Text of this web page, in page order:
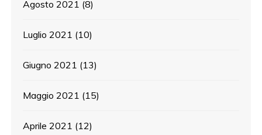
Agosto 2021 (8)
Luglio 2021 (10)
Giugno 2021 (13)
Maggio 2021 (15)
Aprile 2021 (12)